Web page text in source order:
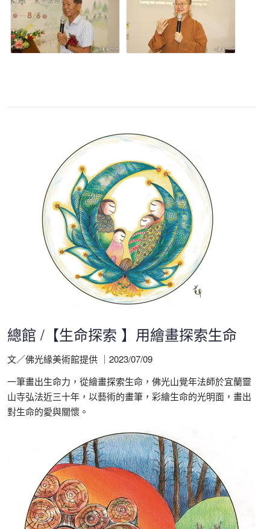
總館 /【生命探索 】用繪畫探索生命
文／佛光緣美術館提供 ｜2023/07/09
一筆畫出生命力，從繪畫探索生命，佛光山覺年法師於宜蘭靈
山寺弘法近三十年，以藝術的畫筆，彩繪生命的光明面，畫出
對生命的愛與關懷。